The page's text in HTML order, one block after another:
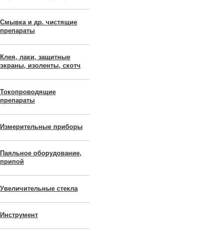
Смывка и др. чистящие
препараты
Клея, лаки, защитные
экраны, изоленты, скотч
Токопроводящие
препараты
Измерительные приборы
Паяльное оборудование,
припой
Увеличительные стекла
Инструмент